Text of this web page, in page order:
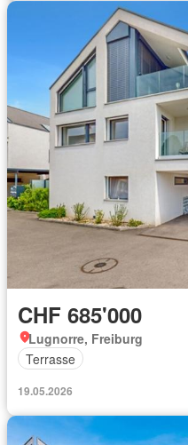
CHF 685'000
Lugnorre, Freiburg
Terrasse
19.05.2026